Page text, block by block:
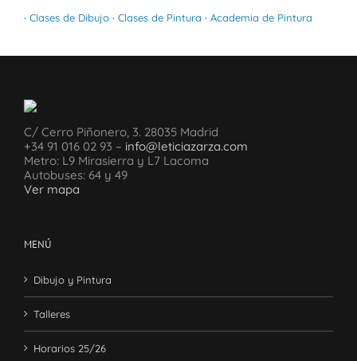
· Clases de Dibujo · Clases de Pintura · Academia de Pintura
C/ Cerro Piñonero, 3. 28035 Madrid
+34 91 016 02 93 – info@leticiazarza.com
Metro: L9 Mirasierra y L7 Lacoma
Autobuses: 64 y 49
Ver mapa
MENÚ
Dibujo y Pintura
Talleres
Horarios 25/26